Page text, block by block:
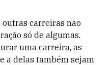
outras carreiras não
só de algumas.
uma carreira, as
a delas também sejam